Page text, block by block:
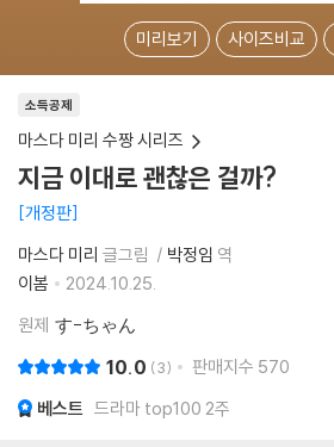
미리보기 사이즈비교
소득공제
마스다 미리 수짱 시리즈
지금 이대로 괜찮은 걸까?
개정판
마스다 미리 글그림 박정임 역
이봄
2024.10.25.
원제 す-ちゃん
10.0 3 판매지수 570
베스트 드라마 top100 2주